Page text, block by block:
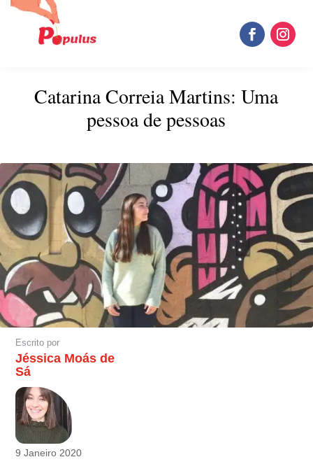
Catarina Correia Martins: Uma
pessoa de pessoas
Escrito por
Jéssica Moás de
Sá
9 Janeiro 2020